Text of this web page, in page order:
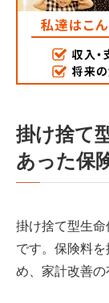
掛け捨て
あった保
掛け捨て型生
です。保険料
め、家計改善の